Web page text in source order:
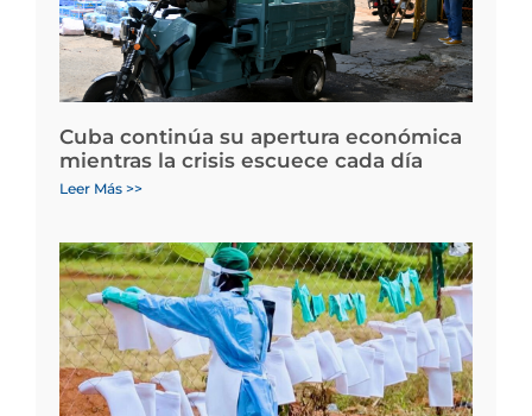
Cuba continúa su apertura económica
mientras la crisis escuece cada día
Leer Más >>